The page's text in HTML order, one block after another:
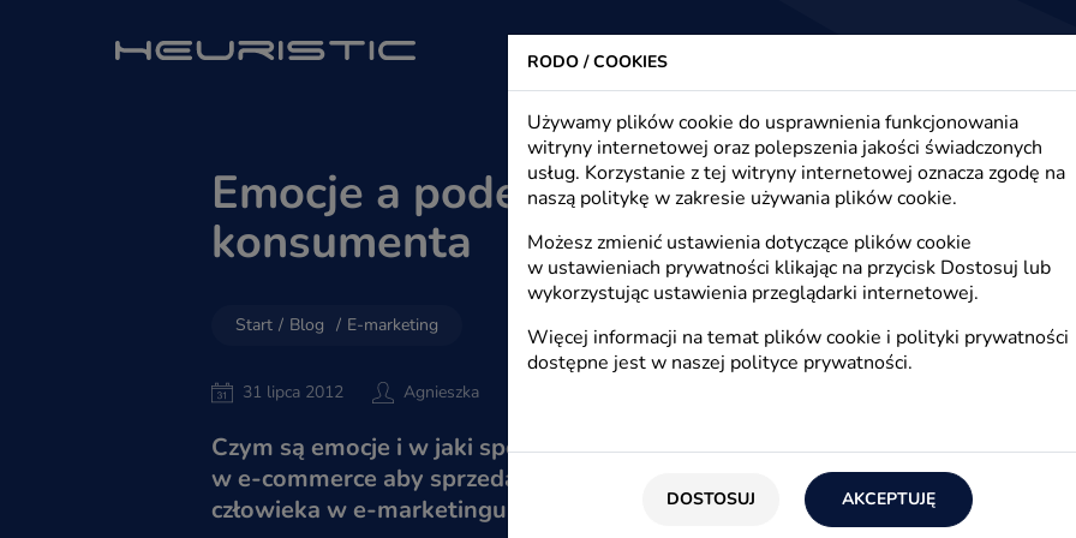
Heuristic - strony www, sklepy internetowe, e-marketing
Emocje a podejmowanie decyzji
konsumenta
Start / Blog / E-marketing
31 lipca 2012 Agnieszka
Czym są emocje i w jaki sposób wpływają na decyzje zakupowe e-
w e-commerce aby sprzedawać więcej. Gdzie istnieje etyczna granica
człowieka w e-marketingu.
RODO / COOKIES
Używamy plików cookie do usprawnienia funkcjonowania
witryny internetowej oraz polepszenia jakości świadczonych
usług. Korzystanie z tej witryny internetowej oznacza zgodę na
naszą politykę w zakresie używania plików cookie.
Możesz zmienić ustawienia dotyczące plików cookie
w ustawieniach prywatności klikając na przycisk Dostosuj lub
wykorzystując ustawienia przeglądarki internetowej.
Więcej informacji na temat plików cookie i polityki prywatności
dostępne jest w naszej polityce prywatności.
DOSTOSUJ AKCEPTUJĘ